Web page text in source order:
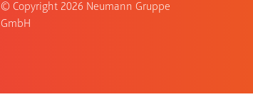
© Copyright 2026 Neumann Gruppe
GmbH